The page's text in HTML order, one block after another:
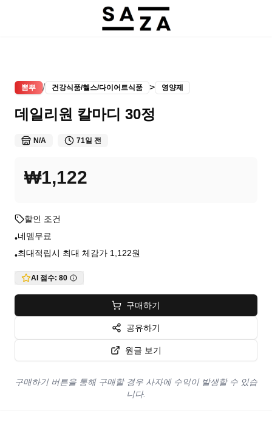
뽐뿌 / 건강식품/헬스/다이어트식품 > 영양제
데일리원 칼마디 30정
N/A 71일 전
₩1,122
할인 조건
•네멤무료
•최대적립시 최대 체감가 1,122원
AI 점수: 80
구매하기
공유하기
원글 보기
구매하기 버튼을 통해 구매할 경우 사자에 수익이 발생할 수 있습
니다.